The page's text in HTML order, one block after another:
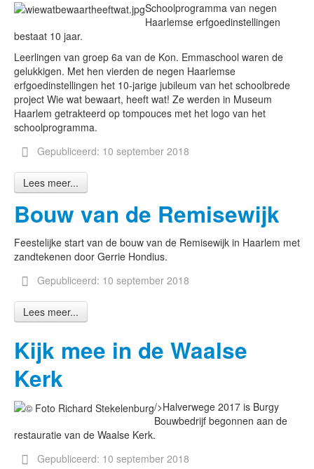
Schoolprogramma van negen
Haarlemse erfgoedinstellingen
bestaat 10 jaar.
Leerlingen van groep 6a van de Kon. Emmaschool waren de
gelukkigen. Met hen vierden de negen Haarlemse
erfgoedinstellingen het 10-jarige jubileum van het schoolbrede
project Wie wat bewaart, heeft wat! Ze werden in Museum
Haarlem getrakteerd op tompouces met het logo van het
schoolprogramma.
Gepubliceerd: 10 september 2018
Lees meer...
Bouw van de Remisewijk
Feestelijke start van de bouw van de Remisewijk in Haarlem met
zandtekenen door Gerrie Hondius.
Gepubliceerd: 10 september 2018
Lees meer...
Kijk mee in de Waalse
Kerk
/>Halverwege 2017 is Burgy
Bouwbedrijf begonnen aan de
restauratie van de Waalse Kerk.
Gepubliceerd: 10 september 2018